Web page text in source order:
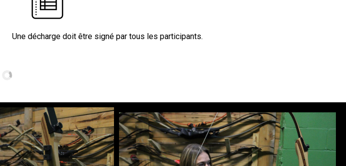
Une décharge doit être signé par tous les participants.